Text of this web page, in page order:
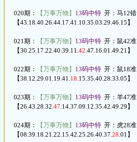
020期： 【万事万物】 13码中特 开：马12错
【43.18.40.26.44.17.41.10.35.03.29.46.15】
021期： 【万事万物】 13码中特 开：鼠42准
【30.25.17.22.40.39.11.42.47.16.01.49.21】
022期： 【万事万物】 13码中特 开：鼠18准
【38.12.29.01.19.41.18.15.35.40.28.33.05】
023期： 【万事万物】 13码中特 开：羊47准
【26.43.28.32.47.14.37.09.12.35.42.49.29】
024期： 【万事万物】 13码中特 开：虎28准
【08.39.18.21.22.15.42.25.26.40.37.28.01】